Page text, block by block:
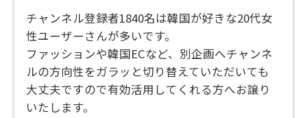
チャンネル登録者1840名は韓国が好きな20代女
性ユーザーさんが多いです。
ファッションや韓国ECなど、別企画へチャンネ
ルの方向性をガラッと切り替えていただいても
大丈夫ですので有効活用してくれる方へお譲り
いたします。